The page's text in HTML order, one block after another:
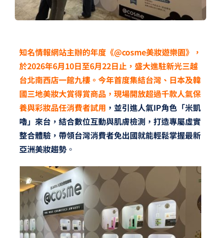
知名情報網站主辦的年度《@cosme美妝遊樂園》，
於2026年6月10日至6月22日止，盛大進駐新光三越
台北南西店一館九樓。今年首度集結台灣、日本及韓
國三地美妝大賞得賞商品，現場開放超過千款人氣保
養與彩妝品任消費者試用 ，並引進人氣IP角色「米凱
嚕」來台，結合數位互動與肌膚檢測，打造專屬虛實
整合體驗，帶領台灣消費者免出國就能輕鬆掌握最新
亞洲美妝趨勢。